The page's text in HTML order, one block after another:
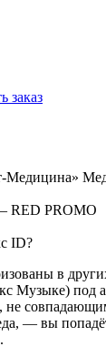
заказ
RED PROMO
ID?
в
Музыке) под
не
— вы